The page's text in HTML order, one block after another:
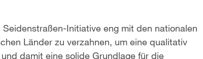
Initiative eng mit den nationalen
Länder zu verzahnen, um eine qualitativ
damit eine solide Grundlage für die